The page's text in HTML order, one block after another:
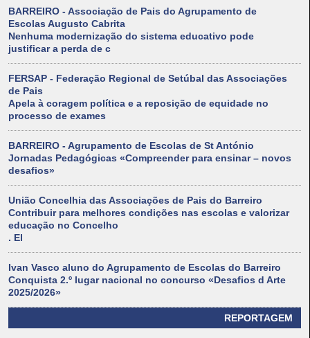
BARREIRO - Associação de Pais do Agrupamento de
Escolas Augusto Cabrita
Nenhuma modernização do sistema educativo pode
justificar a perda de c
FERSAP - Federação Regional de Setúbal das Associações
de Pais
Apela à coragem política e a reposição de equidade no
processo de exames
BARREIRO - Agrupamento de Escolas de St António
Jornadas Pedagógicas «Compreender para ensinar – novos
desafios»
União Concelhia das Associações de Pais do Barreiro
Contribuir para melhores condições nas escolas e valorizar
educação no Concelho
. El
Ivan Vasco aluno do Agrupamento de Escolas do Barreiro
Conquista 2.º lugar nacional no concurso «Desafios d Arte
2025/2026»
REPORTAGEM